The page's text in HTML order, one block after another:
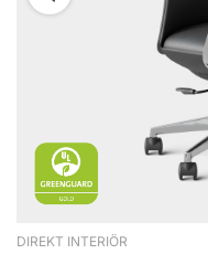
DIREKT INTERIÖR